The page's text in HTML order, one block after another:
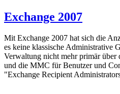
Exchange 2007
Mit Exchange 2007 hat sich die
es keine klassische Administrative
Verwaltung nicht mehr primär
und die MMC für Benutzer und
"Exchange Recipient